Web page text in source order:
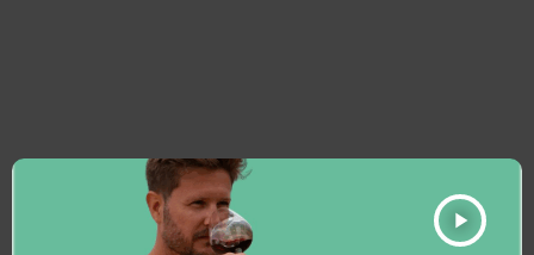
play_arrow